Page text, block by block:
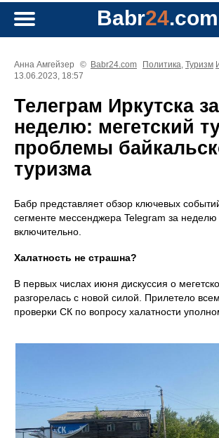
Babr24.com
Анна Амгейзер © Babr24.com Политика, Туризм
13.06.2023, 18:57
Телеграм Иркутска за
неделю: мегетский
проблемы
туризма
Бабр представляет обзор ключевых
сегменте мессенджера Telegram за
включительно.
Халатность не страшна?
В первых числах июня дискуссия о
разгорелась с новой силой. Прилетело
проверки СК по вопросу халатности